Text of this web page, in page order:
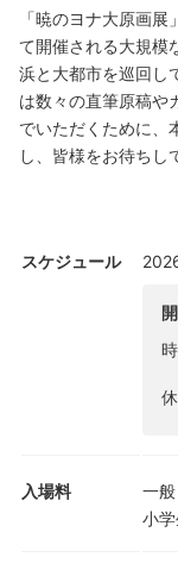
「暁のヨナ大原画
て開催される大規模
浜と大都市を巡回し
は数々の直筆原稿や
でいただくために、
し、皆様をお待ちし
スケジュール
入場料
一
小